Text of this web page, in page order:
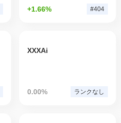
+1.66% #404
XXXAi
0.00% ランクなし